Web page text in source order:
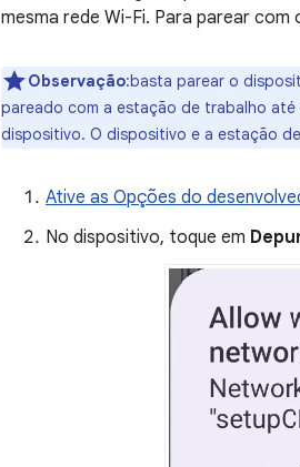
mesma rede Wi-Fi. Para parear
Observação:basta parear o
pareado com a estação de trabalho
dispositivo. O dispositivo e a estação
Ative as Opções do
No dispositivo, toque em